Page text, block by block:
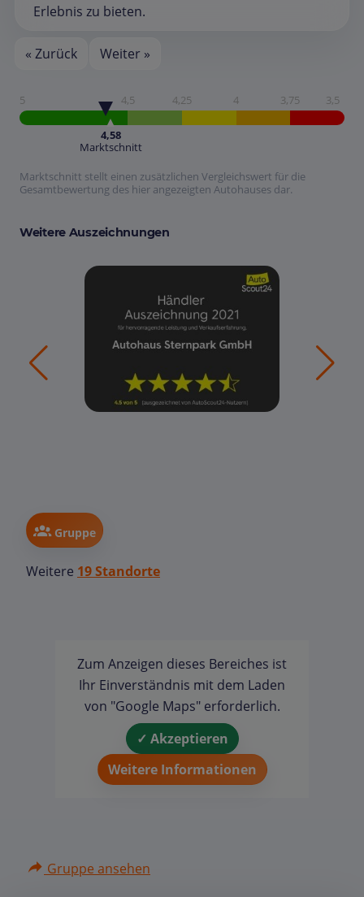
Erlebnis zu bieten.
« Zurück Weiter »
5 4,5 4,25 4 3,75 3,5
4,58
Marktschnitt
Marktschnitt stellt einen zusätzlichen Vergleichswert für die
Gesamtbewertung des hier angezeigten Autohauses dar.
Weitere Auszeichnungen
Gruppe
Weitere 19 Standorte
Zum Anzeigen dieses Bereiches ist
Ihr Einverständnis mit dem Laden
von "Google Maps" erforderlich.
✓ Akzeptieren
Weitere Informationen
Gruppe ansehen